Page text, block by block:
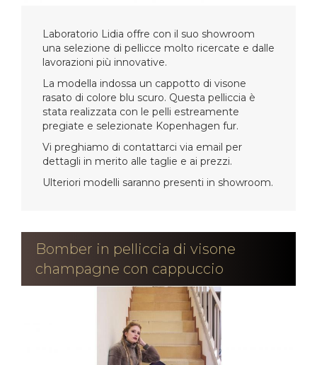
Laboratorio Lidia offre con il suo showroom
una selezione di pellicce molto ricercate e dalle
lavorazioni più innovative.
La modella indossa un cappotto di visone
rasato di colore blu scuro. Questa pelliccia è
stata realizzata con le pelli estreamente
pregiate e selezionate Kopenhagen fur.
Vi preghiamo di contattarci via email per
dettagli in merito alle taglie e ai prezzi.
Ulteriori modelli saranno presenti in showroom.
Bomber in pelliccia di visone
champagne con cappuccio